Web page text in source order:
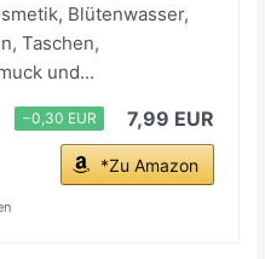
Blütenwasser,
Taschen,
und...
−0,30 EUR 7,99 EUR
*Zu Amazon